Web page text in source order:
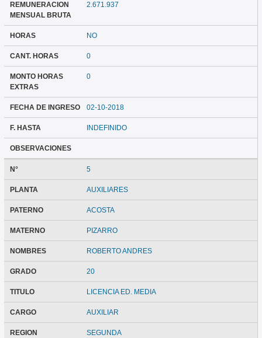
REMUNERACION
MENSUAL BRUTA
2.671.937
HORAS NO
CANT. HORAS 0
MONTO HORAS
EXTRAS
0
FECHA DE INGRESO 02-10-2018
F. HASTA INDEFINIDO
OBSERVACIONES
N° 5
PLANTA AUXILIARES
PATERNO ACOSTA
MATERNO PIZARRO
NOMBRES ROBERTO ANDRES
GRADO 20
TITULO LICENCIA ED. MEDIA
CARGO AUXILIAR
REGION SEGUNDA